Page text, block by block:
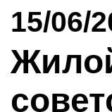
15/06/